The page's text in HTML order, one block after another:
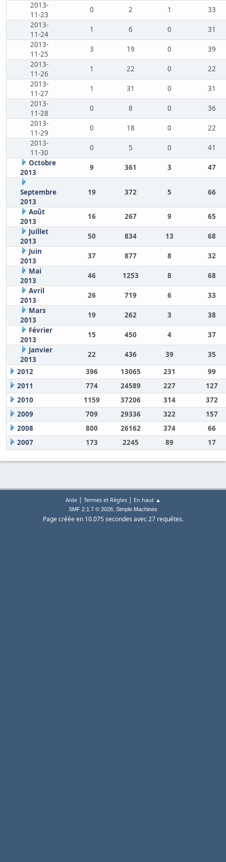
2013-
11-23
0 2 1
33
2013-
11-24
1 6 0
31
2013-
11-25
3 19 0
39
2013-
11-26
1 22 0
22
2013-
11-27
1 31 0
31
2013-
11-28
0 8 0
36
2013-
11-29
0 18 0
22
2013-
11-30
0 5 0
41
Octobre
2013
9 361 3 47
Septembre
2013
19 372 5 66
Août
2013
16 267 9
65
Juillet
2013
50 834 13
68
Juin
2013
37 877 8
32
Mai
2013
46 1253 8
68
Avril
2013
26 719 6
33
Mars
2013
19 262 3
38
Février
2013
15 450 4
37
Janvier
2013
22 436 39
35
2012
396 13065 231
99
2011
774 24589 227
127
2010
1159 37206 314
372
2009
709 29336 322
157
2008
800 26162 374
66
2007
173 2245 89 17
Aide| Termes et Règles| En haut ▲
SMF 2.1.7 © 2026, Simple Machines
Page créée en 10.075 secondes avec 27 requêtes.